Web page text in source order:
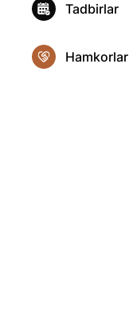
Hamkorlar
Tadbirlar